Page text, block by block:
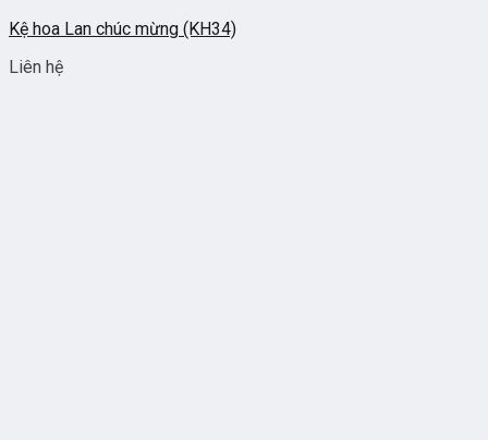
Kệ hoa Lan chúc mừng (KH34)
Liên hệ